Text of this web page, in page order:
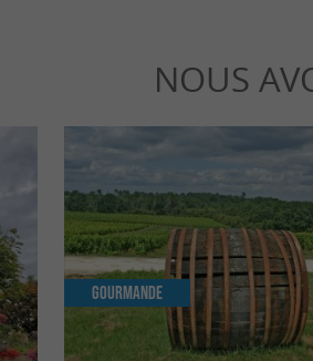
NOUS
Gourmande